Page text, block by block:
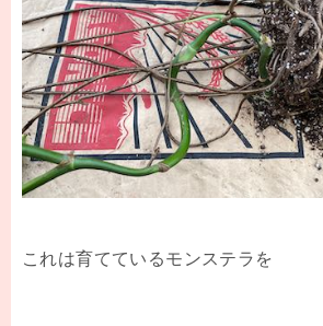
これは育てているモンステラを